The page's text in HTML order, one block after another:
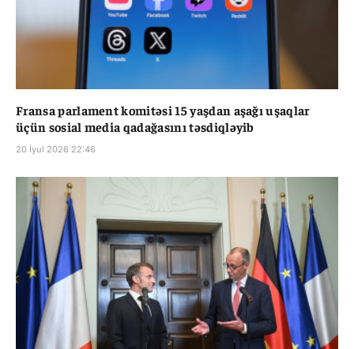
Fransa parlament komitəsi 15 yaşdan aşağı uşaqlar
üçün sosial media qadağasını təsdiqləyib
20 İyul 2026 22:46